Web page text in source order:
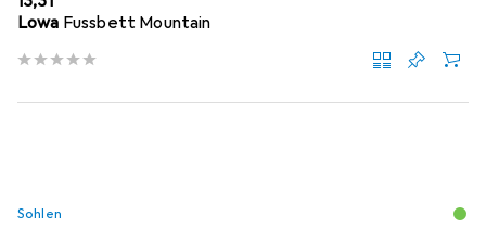
Lowa Fussbett Mountain
Sohlen